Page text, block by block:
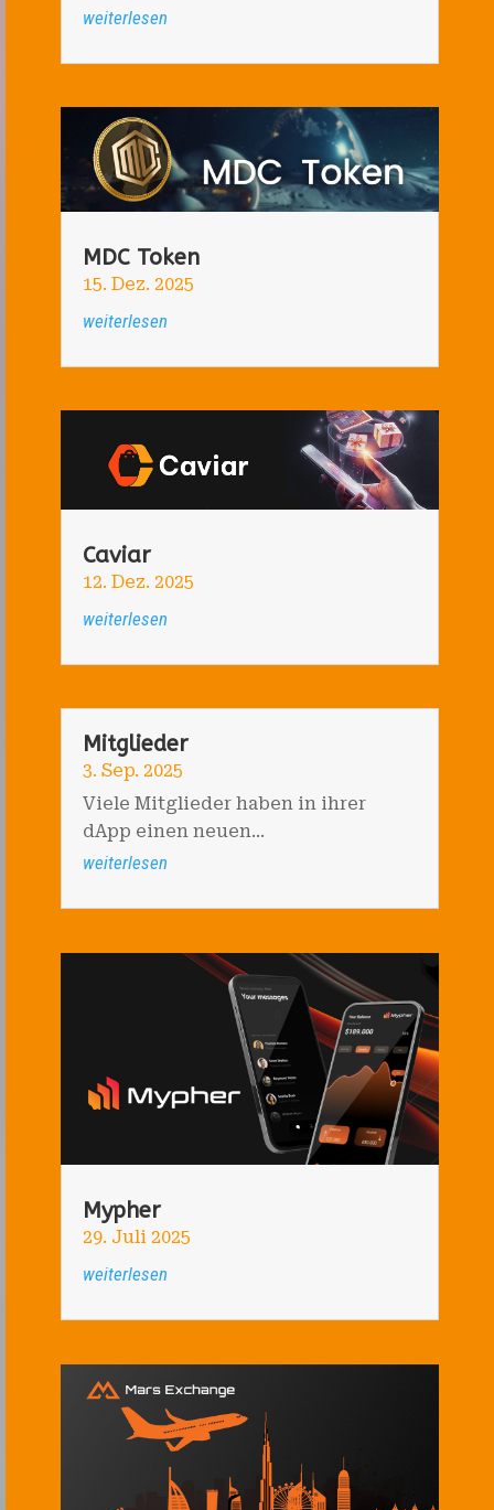
weiterlesen
MDC Token
15. Dez. 2025
weiterlesen
Caviar
12. Dez. 2025
weiterlesen
Mitglieder
3. Sep. 2025
Viele Mitglieder haben in ihrer
dApp einen neuen...
weiterlesen
Mypher
29. Juli 2025
weiterlesen